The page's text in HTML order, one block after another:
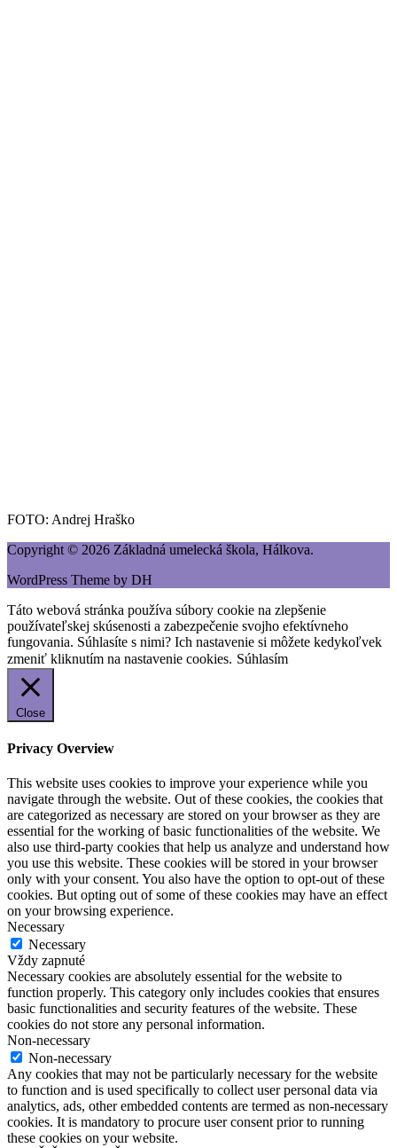
FOTO: Andrej Hraško
Copyright © 2026 Základná umelecká škola, Hálkova.
WordPress Theme by DH
Táto webová stránka používa súbory cookie na zlepšenie
používateľskej skúsenosti a zabezpečenie svojho efektívneho
fungovania. Súhlasíte s nimi? Ich nastavenie si môžete kedykoľvek
zmeniť kliknutím na nastavenie cookies. Súhlasím
Close
Privacy Overview
This website uses cookies to improve your experience while you
navigate through the website. Out of these cookies, the cookies that
are categorized as necessary are stored on your browser as they are
essential for the working of basic functionalities of the website. We
also use third-party cookies that help us analyze and understand how
you use this website. These cookies will be stored in your browser
only with your consent. You also have the option to opt-out of these
cookies. But opting out of some of these cookies may have an effect
on your browsing experience.
Necessary
Necessary
Vždy zapnuté
Necessary cookies are absolutely essential for the website to
function properly. This category only includes cookies that ensures
basic functionalities and security features of the website. These
cookies do not store any personal information.
Non-necessary
Non-necessary
Any cookies that may not be particularly necessary for the website
to function and is used specifically to collect user personal data via
analytics, ads, other embedded contents are termed as non-necessary
cookies. It is mandatory to procure user consent prior to running
these cookies on your website.